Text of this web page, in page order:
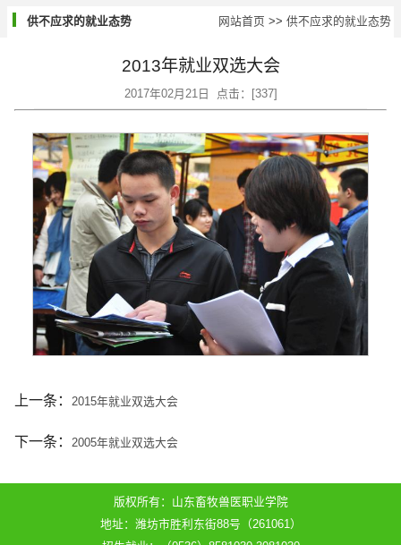
网站首页 >> 供不应求的就业态势
供不应求的就业态势
2013年就业双选大会
2017年02月21日 点击：[337]
上一条： 2015年就业双选大会
下一条： 2005年就业双选大会
版权所有：山东畜牧兽医职业学院
地址：潍坊市胜利东街88号（261061）